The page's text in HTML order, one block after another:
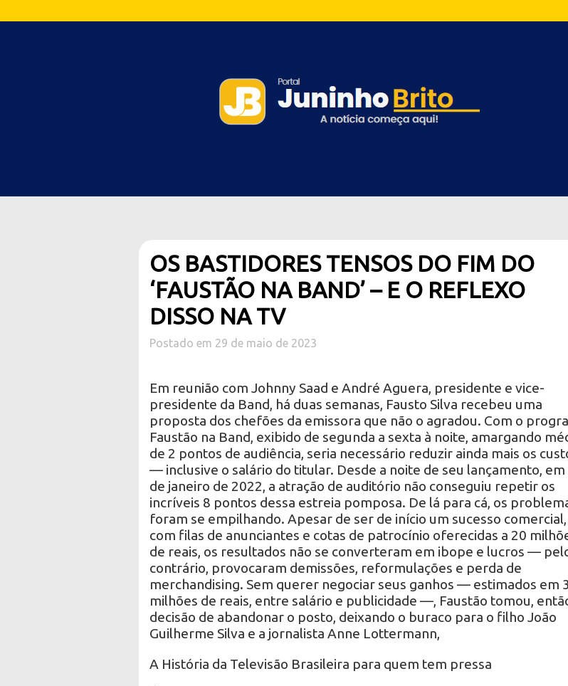
OS BASTIDORES TENSOS DO FIM DO
‘FAUSTÃO NA BAND’ – E O REFLEXO
DISSO NA TV
Postado em 29 de maio de 2023
Em reunião com Johnny Saad e André Aguera, presidente e vice-
presidente da Band, há duas semanas, Fausto Silva recebeu uma
proposta dos chefões da emissora que não o agradou. Com o
Faustão na Band, exibido de segunda a sexta à noite, amargando
de 2 pontos de audiência, seria necessário reduzir ainda mais os
— inclusive o salário do titular. Desde a noite de seu lançamento, em
de janeiro de 2022, a atração de auditório não conseguiu repetir os
incríveis 8 pontos dessa estreia pomposa. De lá para cá, os
foram se empilhando. Apesar de ser de início um sucesso comercial,
com filas de anunciantes e cotas de patrocínio oferecidas a 20
de reais, os resultados não se converteram em ibope e lucros —
contrário, provocaram demissões, reformulações e perda de
merchandising. Sem querer negociar seus ganhos — estimados em 3
milhões de reais, entre salário e publicidade —, Faustão tomou,
decisão de abandonar o posto, deixando o buraco para o filho João
Guilherme Silva e a jornalista Anne Lottermann,
A História da Televisão Brasileira para quem tem pressa